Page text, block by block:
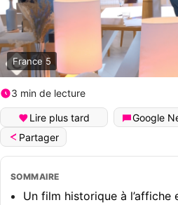
France 5
3 min de lecture
Lire plus tard Google
Partager
SOMMAIRE
Un film historique à l’affiche